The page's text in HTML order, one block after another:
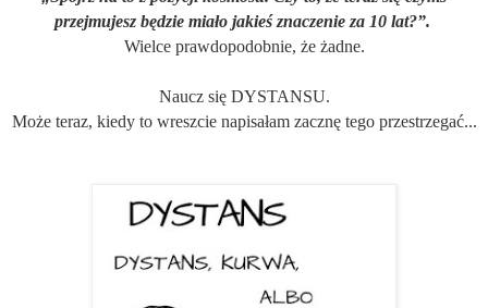
przejmujesz będzie miało jakieś znaczenie za 10 lat?”.
Wielce prawdopodobnie, że żadne.
Naucz się DYSTANSU.
Może teraz, kiedy to wreszcie napisałam zacznę tego przestrzegać...